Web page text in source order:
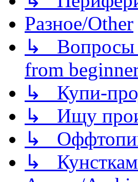
Разное/Other
↳ Вопросы
from
↳ Купи-
↳ Ищу
↳
↳